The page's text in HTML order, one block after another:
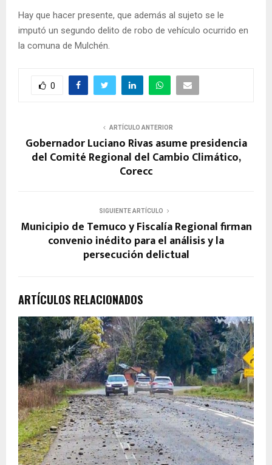
Hay que hacer presente, que además al sujeto se le
imputó un segundo delito de robo de vehículo ocurrido en
la comuna de Mulchén.
0
ARTÍCULO ANTERIOR
Gobernador Luciano Rivas asume presidencia
del Comité Regional del Cambio Climático,
Corecc
SIGUIENTE ARTÍCULO
Municipio de Temuco y Fiscalía Regional firman
convenio inédito para el análisis y la
persecución delictual
ARTÍCULOS RELACIONADOS